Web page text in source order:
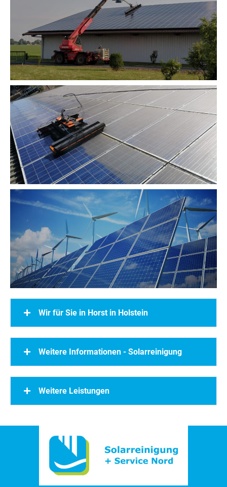
Wir für Sie in Horst in Holstein
Weitere Informationen - Solarreinigung
Weitere Leistungen